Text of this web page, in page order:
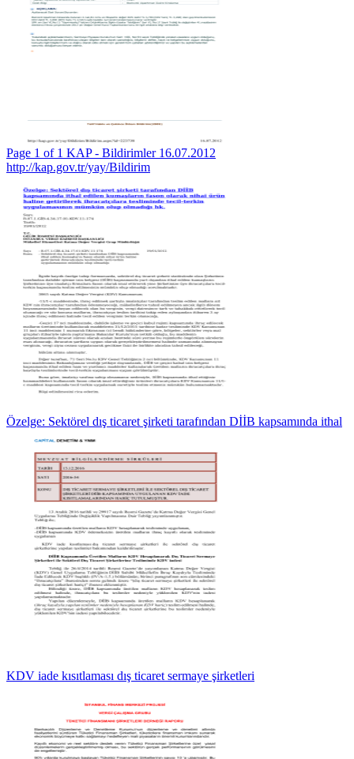
Page 1 of 1 KAP - Bildirimler 16.07.2012
http://kap.gov.tr/yay/Bildirim
Özelge: Sektörel dış ticaret şirketi tarafından DİİB kapsamında ithal
KDV iade kısıtlaması dış ticaret sermaye şirketleri